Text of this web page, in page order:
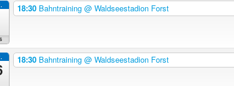
18:30 Bahntraining @ Waldseestadion Forst
18:30 Bahntraining @ Waldseestadion Forst